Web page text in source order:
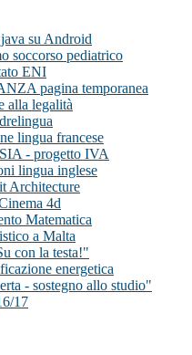
su Android
soccorso pediatrico
ENI
pagina temporanea
alla legalità
lingua francese
- progetto IVA
lingua inglese
Architecture
4d
Matematica
a Malta
con la testa!"
energetica
- sostegno allo studio"
17